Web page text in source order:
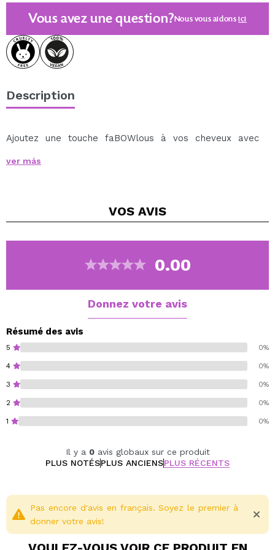
Vous avez une question?Nous vous aidonsici
Description
Ajoutez une touche faBOWlous à vos cheveux avec
Ces charmants accessoires pour cheveux présentent
Le clip confortable offre un maintien sûr, vous
journée.
créent sans effort un look moderne.
ver más
VOS AVIS
0.00
Donnez votre avis
Résumé des avis
5 0%
4 0%
3 0%
2 0%
1 0%
Il y a 0avis globaux sur ce produit
PLUS NOTÉSPLUS ANCIENSPLUS RÉCENTS
Pas encore d'avis en français. Soyez le premier à
donner votre avis!